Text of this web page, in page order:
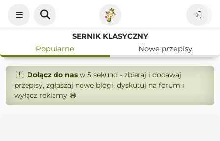
SERNIK KLASYCZNY
Popularne
Nowe przepisy
Dołącz do nasw 5 sekund - zbieraj i dodawaj
przepisy, zgłaszaj nowe blogi, dyskutuj na forum i
wyłącz reklamy 😄